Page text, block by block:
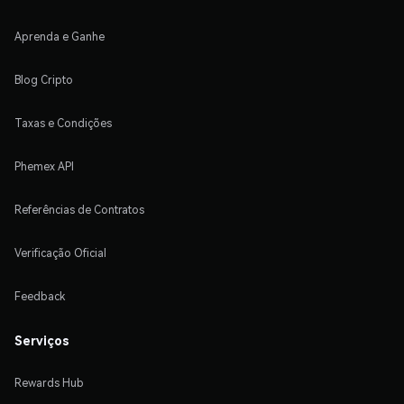
Aprenda e Ganhe
Blog Cripto
Taxas e Condições
Phemex API
Referências de Contratos
Verificação Oficial
Feedback
Serviços
Rewards Hub